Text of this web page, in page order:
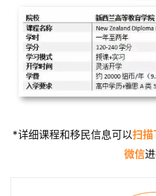
庭
证
*详细课程和移民信息可以扫
微信